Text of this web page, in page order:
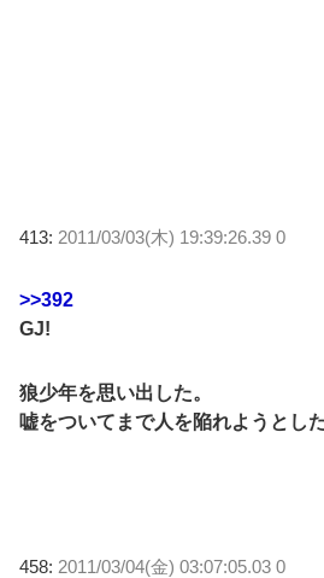
413: 2011/03/03(木) 19:39:26.39 0
>>392
GJ!
狼少年を思い出した。
嘘をついてまで人を陥れようとし
458: 2011/03/04(金) 03:07:05.03 0